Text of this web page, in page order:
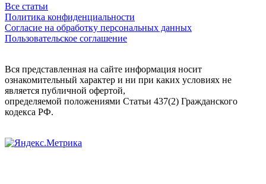
Все статьи
Политика конфиденциальности
Согласие на обработку персональных данных
Пользовательское соглашение
Вся представленная на сайте информация носит
ознакомительный характер и ни при каких условиях не
является публичной офертой,
определяемой положениями Статьи 437(2) Гражданского
кодекса РФ.